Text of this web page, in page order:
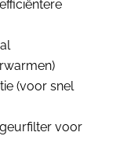
(voor snel
voor